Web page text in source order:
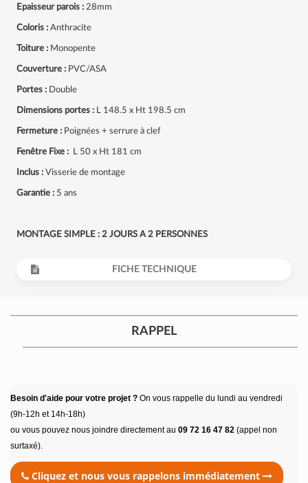
Epaisseur parois : 28mm
Coloris : Anthracite
Toiture : Monopente
Couverture : PVC/ASA
Portes : Double
Dimensions portes : L 148.5 x Ht 198.5 cm
Fermeture : Poignées + serrure à clef
Fenêtre Fixe : L 50 x Ht 181 cm
Inclus : Visserie de montage
Garantie : 5 ans
MONTAGE SIMPLE : 2 JOURS A 2 PERSONNES
FICHE TECHNIQUE
RAPPEL
Besoin d'aide pour votre projet ? On vous rappelle du lundi au vendredi
(9h-12h et 14h-18h)
ou vous pouvez nous joindre directement au 09 72 16 47 82 (appel non
surtaxé).
Cliquez et nous vous rappelons immédiatement